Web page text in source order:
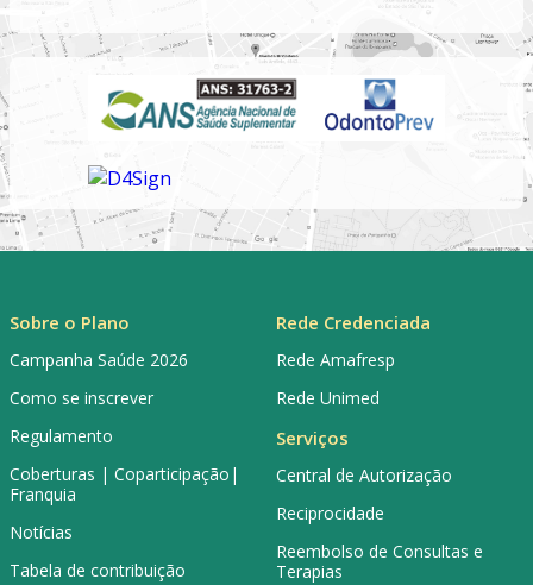
Sobre o Plano
Campanha Saúde 2026
Como se inscrever
Regulamento
Coberturas | Coparticipação|
Franquia
Notícias
Tabela de contribuição
Rede Credenciada
Rede Amafresp
Rede Unimed
Serviços
Central de Autorização
Reciprocidade
Reembolso de Consultas e
Terapias